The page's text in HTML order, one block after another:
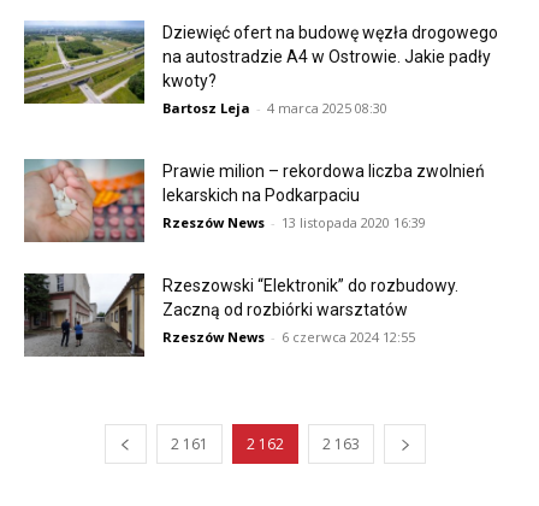
Dziewięć ofert na budowę węzła drogowego
na autostradzie A4 w Ostrowie. Jakie padły
kwoty?
Bartosz Leja - 4 marca 2025 08:30
Prawie milion – rekordowa liczba zwolnień
lekarskich na Podkarpaciu
Rzeszów News - 13 listopada 2020 16:39
Rzeszowski “Elektronik” do rozbudowy.
Zaczną od rozbiórki warsztatów
Rzeszów News - 6 czerwca 2024 12:55
2 161 2 162 2 163